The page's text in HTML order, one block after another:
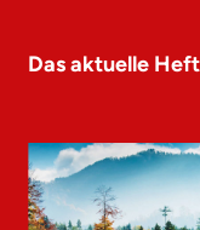
Das aktuelle Heft